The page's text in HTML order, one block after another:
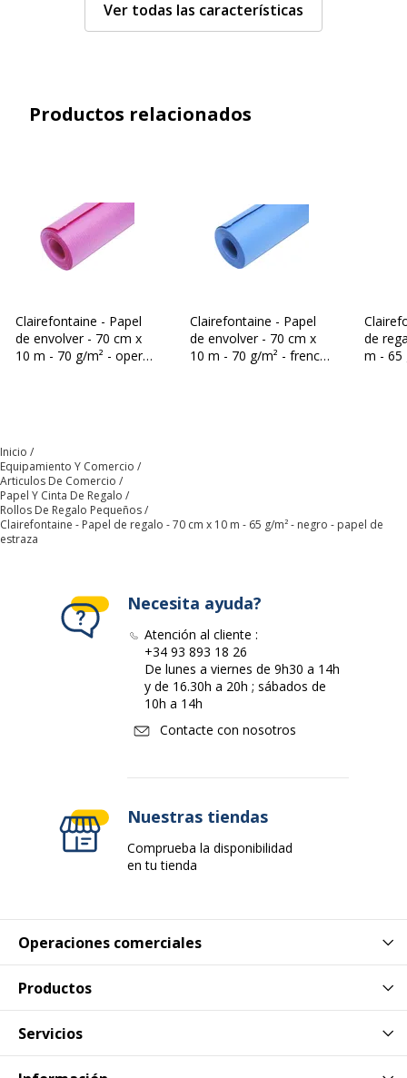
Características generales
Características generales
Color del producto Negro
Tipo de producto
Datos de identificación
Datos de identificación
Marca Clairefontaine
Referencia del fabricante 195729C
Ver todas las características
Productos relacionados
Clairefontaine - Papel
de envolver - 70 cm x
10 m - 70 g/m² - opera -
Clairefontaine - Papel
de envolver - 70 cm x
10 m - 70 g/m² - french
de
m - 65
Inicio
Equipamiento Y Comercio
Articulos De Comercio
Papel Y Cinta De Regalo
Rollos De Regalo Pequeños
Clairefontaine - Papel de regalo - 70 cm x 10 m - 65 g/m² - negro - papel de
estraza
Operaciones comerciales
Productos
Servicios
Necesita ayuda?
Atención al cliente :
+34 93 893 18 26
De lunes a viernes de 9h30 a 14h
y de 16.30h a 20h ; sábados de
10h a 14h
Contacte con nosotros
Nuestras tiendas
Comprueba la disponibilidad
en tu tienda